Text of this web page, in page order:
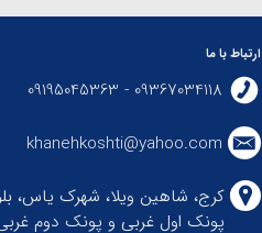
ارتباط با ما
09367034118 - 09195045363
khanehkoshti@yahoo.com
کرج، شاهین ویلا، شهرک یاس،
پونک اول غربی و پونک دوم